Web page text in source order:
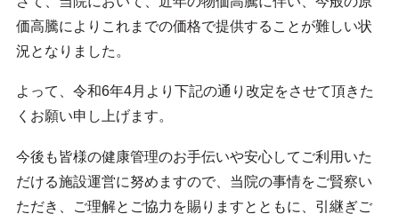
価高騰によりこれまでの価格で提供することが難しい状
況となりました。
よって、令和6年4月より下記の通り改定をさせて頂きた
くお願い申し上げます。
今後も皆様の健康管理のお手伝いや安心してご利用いた
だける施設運営に努めますので、当院の事情をご賢察い
ただき、ご理解とご協力を賜りますとともに、引継ぎご